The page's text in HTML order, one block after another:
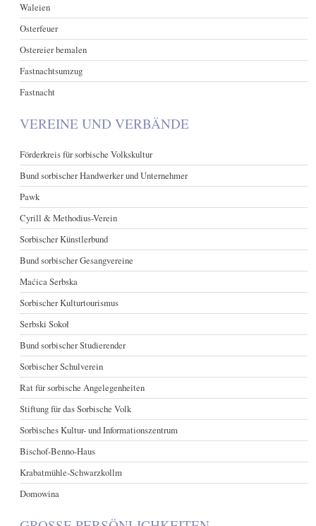
Waleien
Osterfeuer
Ostereier bemalen
Fastnachtsumzug
Fastnacht
VEREINE UND VERBÄNDE
Förderkreis für sorbische Volkskultur
Bund sorbischer Handwerker und Unternehmer
Pawk
Cyrill & Methodius-Verein
Sorbischer Künstlerbund
Bund sorbischer Gesangvereine
Maćica Serbska
Sorbischer Kulturtourismus
Serbski Sokoł
Bund sorbischer Studierender
Sorbischer Schulverein
Rat für sorbische Angelegenheiten
Stiftung für das Sorbische Volk
Sorbisches Kultur- und Informationszentrum
Bischof-Benno-Haus
Krabatmühle-Schwarzkollm
Domowina